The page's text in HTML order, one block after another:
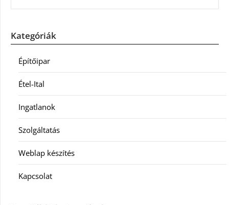
Kategóriák
Építőipar
Étel-Ital
Ingatlanok
Szolgáltatás
Weblap készítés
Kapcsolat